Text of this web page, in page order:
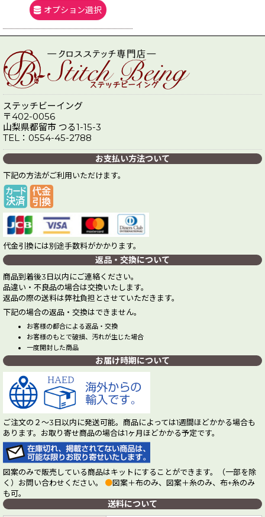
オプション選択
ステッチビーイング
〒402-0056
山梨県都留市 つる1-15-3
TEL：0554-45-2788
お支払い方法ついて
下記の方法がご利用いただけます。
代金引換には別途手数料がかかります。
返品・交換について
商品到着後3日以内にご連絡ください。
品違い・不良品の場合は交換いたします。
返品の際の送料は弊社負担とさせていただきます。
下記の場合の返品・交換はできません。
お客様の都合による返品・交換
お客様のもとで破損、汚れが生じた場合
一度開封した商品
お届け時期について
ご注文の２～3日以内に発送可能。商品によっては1週間ほどかかる場合も
あります。お取り寄せ商品の場合は1ヶ月ほどかかる予定です。
図案のみで販売している商品はキットにすることができます。（一部を除
く）お問い合わせください。 ●図案＋布のみ、図案＋糸のみ、布+糸のみ
も可。
送料について